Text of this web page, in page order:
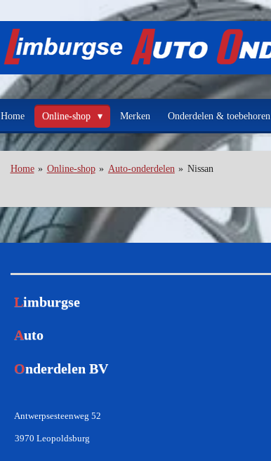
Home Online-shop Merken Onderdelen & toebehoren
Home » Online-shop » Auto-onderdelen » Nissan
Limburgse
Auto
Onderdelen BV
Antwerpsesteenweg 52
3970 Leopoldsburg